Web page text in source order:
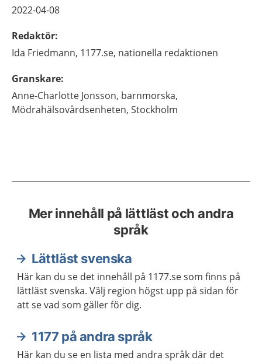
2022-04-08
Redaktör:
Ida Friedmann, 1177.se, nationella redaktionen
Granskare:
Anne-Charlotte Jonsson, barnmorska,
Mödrahälsovårdsenheten, Stockholm
Mer innehåll på lättläst och andra
språk
Lättläst svenska
Här kan du se det innehåll på 1177.se som finns på
lättläst svenska. Välj region högst upp på sidan för
att se vad som gäller för dig.
1177 på andra språk
Här kan du se en lista med andra språk där det